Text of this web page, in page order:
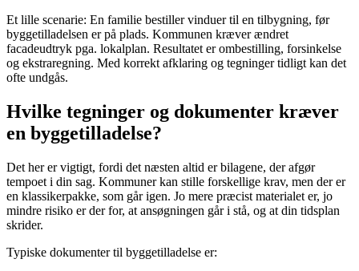
Et lille scenarie: En familie bestiller vinduer til en tilbygning, før
byggetilladelsen er på plads. Kommunen kræver ændret
facadeudtryk pga. lokalplan. Resultatet er ombestilling, forsinkelse
og ekstraregning. Med korrekt afklaring og tegninger tidligt kan det
ofte undgås.
Hvilke tegninger og dokumenter kræver
en byggetilladelse?
Det her er vigtigt, fordi det næsten altid er bilagene, der afgør
tempoet i din sag. Kommuner kan stille forskellige krav, men der er
en klassikerpakke, som går igen. Jo mere præcist materialet er, jo
mindre risiko er der for, at ansøgningen går i stå, og at din tidsplan
skrider.
Typiske dokumenter til byggetilladelse er: